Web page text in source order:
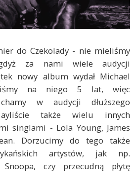
do Czekolady - nie mieliśmy
za nami wiele audycji
nowy album wydał Michael
na niego 5 lat, więc
w audycji dłuższego
także wielu innych
singlami - Lola Young, James
Dorzucimy do tego także
artystów, jak np.
czy przecudną płytę